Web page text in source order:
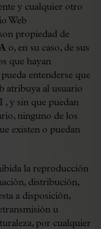
y cualquier otro
Web
propiedad de
o, en su caso, de sus
que hayan
entenderse que
atribuya al usuario
, y sin que puedan
ninguno de los
existen o puedan
la reproducción
distribución,
a disposición,
u
por cualquier